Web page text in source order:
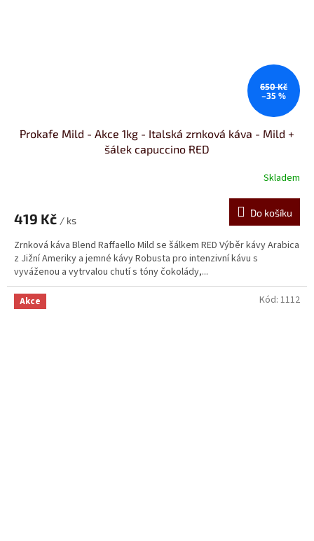
650 Kč
–35 %
Prokafe Mild - Akce 1kg - Italská zrnková káva - Mild +
šálek capuccino RED
Skladem
419 Kč / ks
Do košíku
Zrnková káva Blend Raffaello Mild se šálkem RED Výběr kávy Arabica
z Jižní Ameriky a jemné kávy Robusta pro intenzivní kávu s
vyváženou a vytrvalou chutí s tóny čokolády,...
Akce Kód: 1112